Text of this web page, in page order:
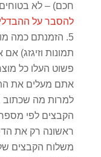
חכם) – לא
להסבר על
הזמנתם כמה
תמונות וזיגזג)
פשוט העלו כל
אתם מעלים את
למרות מה שכתוב
הקבצים לפי
ראשונה רק את
משלוח הקבצים